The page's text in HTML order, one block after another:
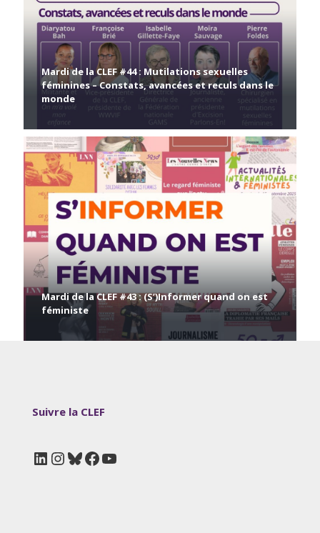
Mardi de la CLEF #44 : Mutilations sexuelles
féminines – Constats, avancées et reculs dans le
monde
Mardi de la CLEF #43 : (S’)Informer quand on est
féministe
Suivre la CLEF
LinkedIn
Instagram
Bluesky
Facebook
YouTube